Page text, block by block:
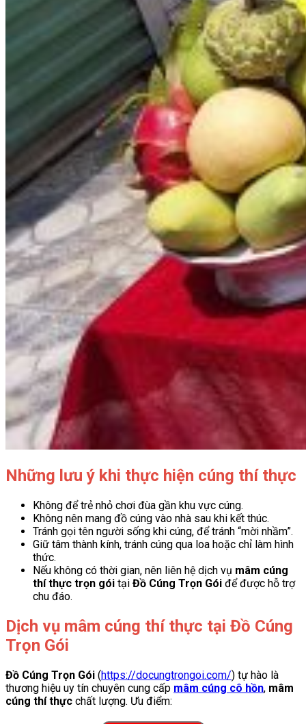
Những lưu ý khi thực hiện cúng thí thực
Không để trẻ nhỏ chơi đùa gần khu vực cúng.
Không nên mang đồ cúng vào nhà sau khi kết thúc.
Tránh gọi tên người sống khi cúng, để tránh “mời nhầm”.
Giữ tâm thành kính, tránh cúng qua loa hoặc chỉ làm hình
thức.
Nếu không có thời gian, nên liên hệ dịch vụ mâm cúng
thí thực trọn gói tại Đồ Cúng Trọn Gói để được hỗ trợ
chu đáo.
Dịch vụ mâm cúng thí thực tại Đồ Cúng
Trọn Gói
Đồ Cúng Trọn Gói (https://docungtrongoi.com/) tự hào là
thương hiệu uy tín chuyên cung cấp mâm cúng cô hồn, mâm
cúng thí thực chất lượng. Ưu điểm: